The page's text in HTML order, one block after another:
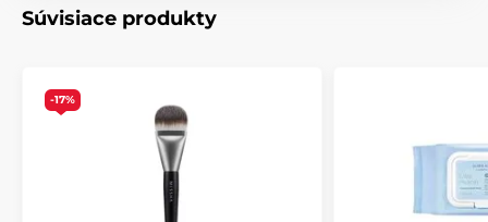
Súvisiace produkty
-17%